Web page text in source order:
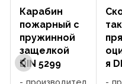
Карабин
пожарный с
пружинной
защелкой
DIN 5299
производител
я